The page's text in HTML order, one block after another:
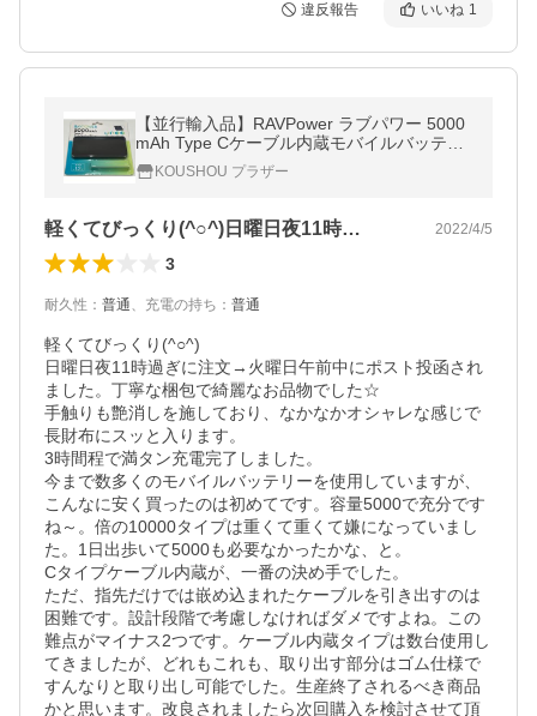
違反報告 いいね 1
【並行輸入品】RAVPower ラブパワー 5000
mAh Type Cケーブル内蔵モバイルバッテリ
ー ブラック RP-PB160 PSE認証済 保証
有 KOUSHOU プラザー
軽くてびっくり(^○^)日曜日夜11時… 2022/4/5
3
耐久性 ： 普通、 充電の持ち ： 普通
軽くてびっくり(^○^)
日曜日夜11時過ぎに注文→火曜日午前中にポスト投函され
ました。丁寧な梱包で綺麗なお品物でした☆
手触りも艶消しを施しており、なかなかオシャレな感じで
長財布にスッと入ります。
3時間程で満タン充電完了しました。
今まで数多くのモバイルバッテリーを使用していますが、
こんなに安く買ったのは初めてです。容量5000で充分です
ね～。倍の10000タイプは重くて重くて嫌になっていまし
た。1日出歩いて5000も必要なかったかな、と。
Cタイプケーブル内蔵が、一番の決め手でした。
ただ、指先だけでは嵌め込まれたケーブルを引き出すのは
困難です。設計段階で考慮しなければダメですよね。この
難点がマイナス2つです。ケーブル内蔵タイプは数台使用し
てきましたが、どれもこれも、取り出す部分はゴム仕様で
すんなりと取り出し可能でした。生産終了されるべき商品
かと思います。改良されましたら次回購入を検討させて頂